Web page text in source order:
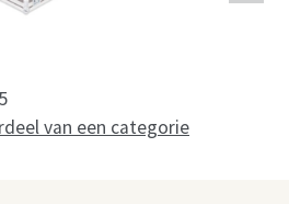
van een categorie